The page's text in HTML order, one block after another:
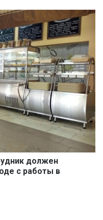
должен
с работы в